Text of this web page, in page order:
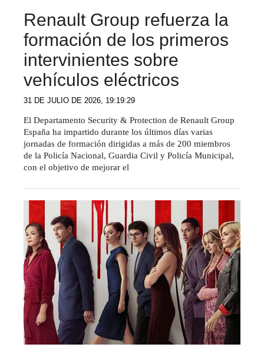
Renault Group refuerza la
formación de los primeros
intervinientes sobre
vehículos eléctricos
31 DE JULIO DE 2026, 19:19:29
El Departamento Security & Protection de Renault Group
España ha impartido durante los últimos días varias
jornadas de formación dirigidas a más de 200 miembros
de la Policía Nacional, Guardia Civil y Policía Municipal,
con el objetivo de mejorar el